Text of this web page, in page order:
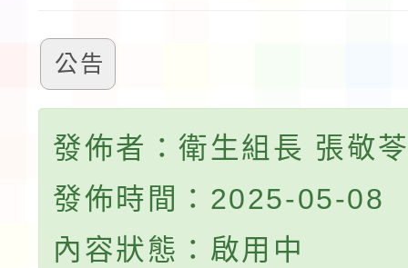
公告
發佈者：衛生組長 張敬
發佈時間：2025-05-08
內容狀態：啟用中